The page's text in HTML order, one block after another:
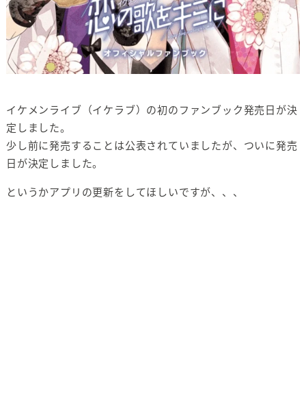
イケメンライブ（イケラブ）の初のファンブック発売日が決
定しました。
少し前に発売することは公表されていましたが、ついに発売
日が決定しました。
というかアプリの更新をしてほしいですが、、、